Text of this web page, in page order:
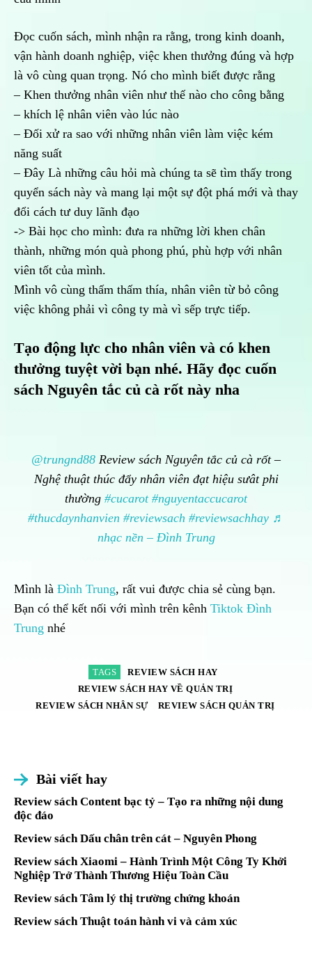
Đọc cuốn sách, mình nhận ra rằng, trong kinh doanh,
vận hành doanh nghiệp, việc khen thưởng đúng và hợp
là vô cùng quan trọng. Nó cho mình biết được rằng
– Khen thưởng nhân viên như thế nào cho công bằng
– khích lệ nhân viên vào lúc nào
– Đối xử ra sao với những nhân viên làm việc kém
năng suất
– Đây Là những câu hỏi mà chúng ta sẽ tìm thấy trong
quyển sách này và mang lại một sự đột phá mới và thay
đổi cách tư duy lãnh đạo
-> Bài học cho mình: đưa ra những lời khen chân
thành, những món quà phong phú, phù hợp với nhân
viên tốt của mình.
Mình vô cùng thấm thấm thía, nhân viên từ bỏ công
việc không phải vì công ty mà vì sếp trực tiếp.
Tạo động lực cho nhân viên và có khen
thưởng tuyệt vời bạn nhé. Hãy đọc cuốn
sách Nguyên tắc củ cà rốt này nha
@trungnd88 Review sách Nguyên tắc củ cà rốt –
Nghệ thuật thúc đẩy nhân viên đạt hiệu sưât phi
thường #cucarot #nguyentaccucarot
#thucdaynhanvien #reviewsach #reviewsachhay ♬
nhạc nền – Đình Trung
Mình là Đình Trung, rất vui được chia sẻ cùng bạn.
Bạn có thể kết nối với mình trên kênh Tiktok Đình
Trung nhé
TAGS
REVIEW SÁCH HAY
REVIEW SÁCH HAY VỀ QUẢN TRỊ
REVIEW SÁCH NHÂN SỰ
REVIEW SÁCH QUẢN TRỊ
Bài viết hay
Review sách Content bạc tỷ – Tạo ra những nội dung
độc đáo
Review sách Dấu chân trên cát – Nguyên Phong
Review sách Xiaomi – Hành Trình Một Công Ty Khởi
Nghiệp Trở Thành Thương Hiệu Toàn Cầu
Review sách Tâm lý thị trường chứng khoán
Review sách Thuật toán hành vi và cảm xúc